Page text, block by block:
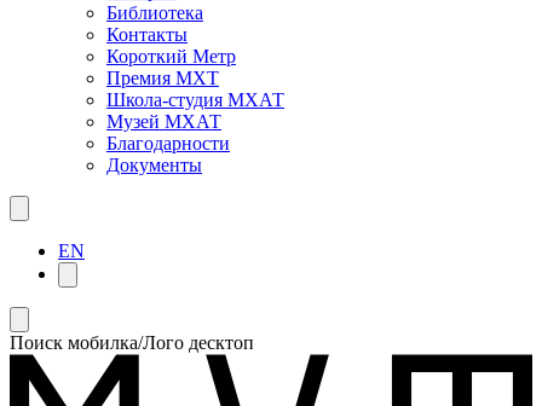
Библиотека
Контакты
Короткий Метр
Премия МХТ
Школа-студия МХАТ
Музей МХАТ
Благодарности
Документы
EN
Поиск мобилка/Лого десктоп